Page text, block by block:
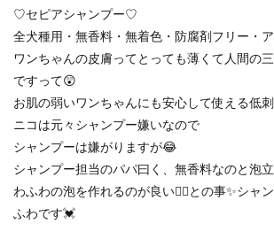
♡セピアシャンプー♡
全犬種用・無香料・無着色・防腐剤フリー・
ワンちゃんの皮膚ってとっても薄くて人間の
ですって😲
お肌の弱いワンちゃんにも安心して使える低
ニコは元々シャンプー嫌いなので
シャンプーは嫌がりますが😂
シャンプー担当のパパ曰く、無香料なのと泡
わふわの泡を作れるのが良い🙆‍♂️との事✨シャ
ふわです💓